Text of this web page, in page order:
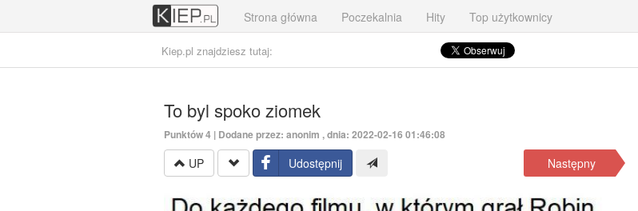
Strona główna Poczekalnia Hity Top użytkownicy
Kiep.pl znajdziesz tutaj:
To byl spoko ziomek
Punktów4 | Dodane przez: anonim , dnia: 2022-02-16 01:46:08
UP Udostępnij Następny